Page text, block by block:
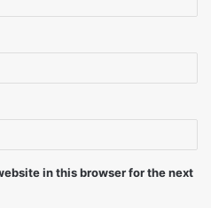
in this browser for the next